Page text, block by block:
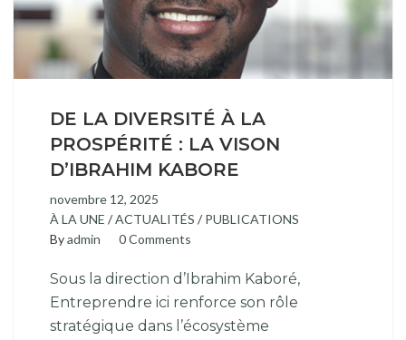
DE LA DIVERSITÉ À LA
PROSPÉRITÉ : LA VISON
D’IBRAHIM KABORE
novembre 12, 2025
À LA UNE /ACTUALITÉS /PUBLICATIONS
Byadmin 0 Comments
Sous la direction d’Ibrahim Kaboré,
Entreprendre ici renforce son rôle
stratégique dans l’écosystème